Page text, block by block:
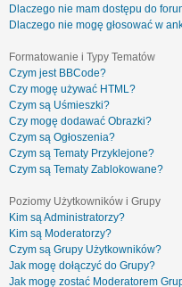
Dlaczego nie mam dostępu do
Dlaczego nie mogę głosować w
Formatowanie i Typy Tematów
Czym jest BBCode?
Czy mogę używać HTML?
Czym są Uśmieszki?
Czy mogę dodawać Obrazki?
Czym są Ogłoszenia?
Czym są Tematy Przyklejone?
Czym są Tematy Zablokowane?
Poziomy Użytkowników i Grupy
Kim są Administratorzy?
Kim są Moderatorzy?
Czym są Grupy Użytkowników?
Jak mogę dołączyć do Grupy?
Jak mogę zostać Moderatorem